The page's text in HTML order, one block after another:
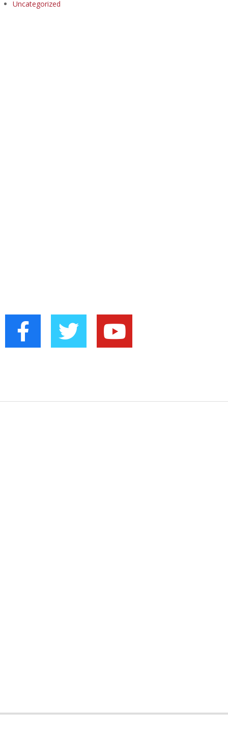
Uncategorized